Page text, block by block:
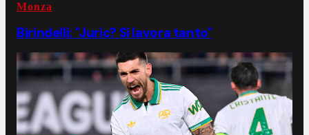
Monza
Birindelli: "Juric? Si lavora tanto"